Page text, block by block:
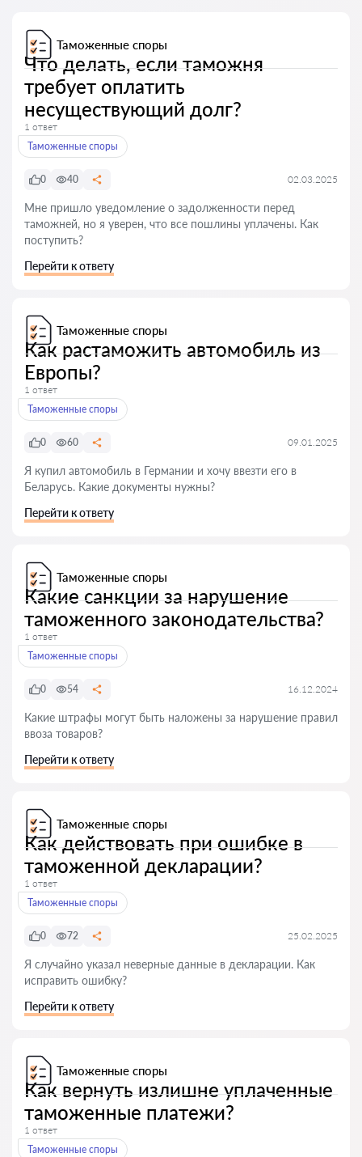
Таможенные споры
Что делать, если таможня
требует оплатить
несуществующий долг?
1 ответ
Таможенные споры
0 40 02.03.2025
Мне пришло уведомление о задолженности перед
таможней, но я уверен, что все пошлины уплачены. Как
поступить?
Перейти к ответу
Таможенные споры
Как растаможить автомобиль из
Европы?
1 ответ
Таможенные споры
0 60 09.01.2025
Я купил автомобиль в Германии и хочу ввезти его в
Беларусь. Какие документы нужны?
Перейти к ответу
Таможенные споры
Какие санкции за нарушение
таможенного законодательства?
1 ответ
Таможенные споры
0 54 16.12.2024
Какие штрафы могут быть наложены за нарушение правил
ввоза товаров?
Перейти к ответу
Таможенные споры
Как действовать при ошибке в
таможенной декларации?
1 ответ
Таможенные споры
0 72 25.02.2025
Я случайно указал неверные данные в декларации. Как
исправить ошибку?
Перейти к ответу
Таможенные споры
Как вернуть излишне уплаченные
таможенные платежи?
1 ответ
Таможенные споры